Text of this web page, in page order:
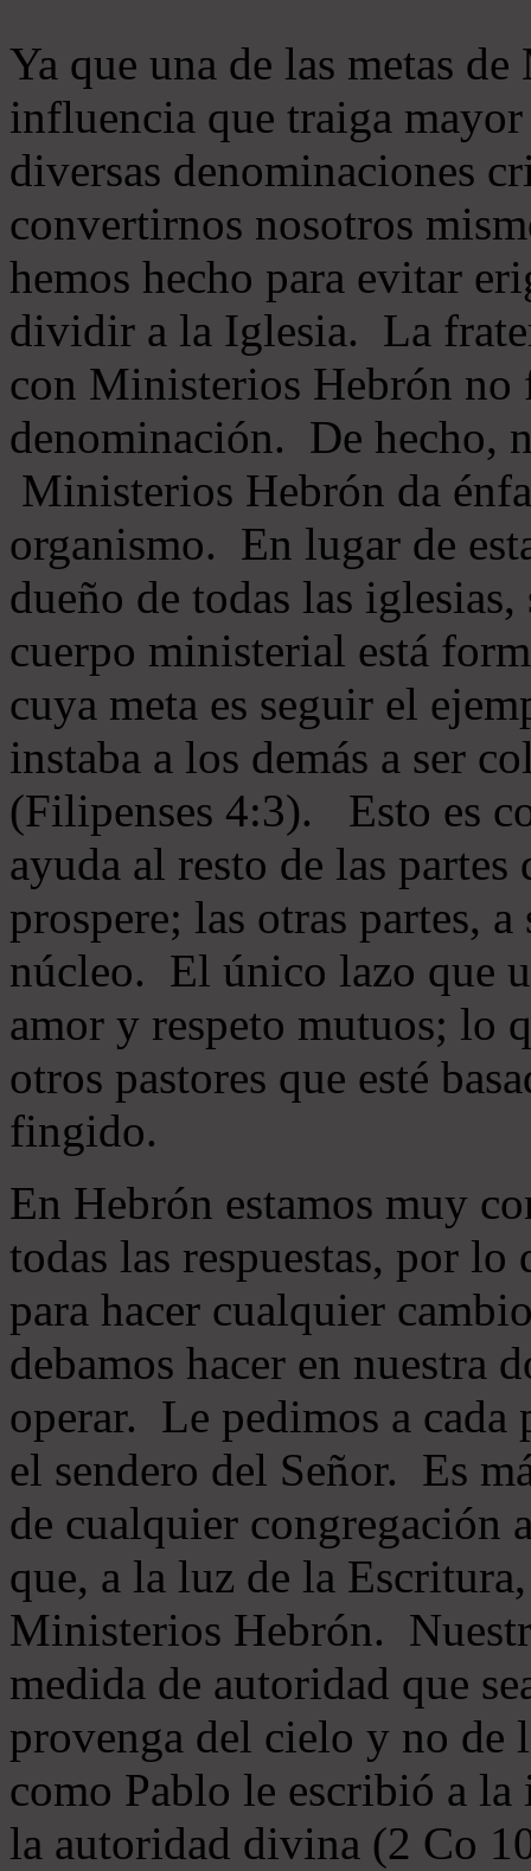
Ya que una de las metas
influencia que traiga
diversas denominaciones
convertirnos nosotros
hemos hecho para evitar
dividir a la Iglesia. La
con Ministerios Hebrón no
denominación. De hecho,
Ministerios Hebrón da
organismo. En lugar de
dueño de todas las
cuerpo ministerial está
cuya meta es seguir el
instaba a los demás a ser
(Filipenses 4:3). Esto es
ayuda al resto de las
prospere; las otras partes,
núcleo. El único lazo que
amor y respeto mutuos; lo
otros pastores que esté
fingido.
En Hebrón estamos muy
todas las respuestas, por
para hacer cualquier
debamos hacer en nuestra
operar. Le pedimos a cada
el sendero del Señor. Es
de cualquier congregación
que, a la luz de la
Ministerios Hebrón.
medida de autoridad que
provenga del cielo y no de
como Pablo le escribió a
la autoridad divina (2 Co